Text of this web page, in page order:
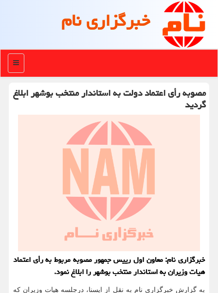
خبرگزاری نام
منو
مصوبه رأی اعتماد دولت به استاندار منتخب بوشهر ابلاغ
گردید
خبرگزاری نام: معاون اول رییس جمهور مصوبه مربوط به رأی اعتماد
هیات وزیران به استاندار منتخب بوشهر را ابلاغ نمود.
به گزارش خبرگزاری نام به نقل از ایسنا، درجلسه هیات وزیران که